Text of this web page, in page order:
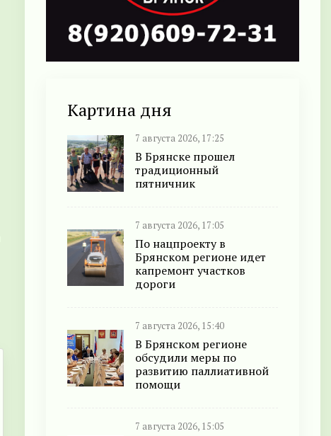
Картина дня
7 августа 2026, 17:25
В Брянске прошел
традиционный
пятничник
7 августа 2026, 17:05
По нацпроекту в
Брянском регионе идет
капремонт участков
дороги
7 августа 2026, 15:40
В Брянском регионе
обсудили меры по
развитию паллиативной
помощи
7 августа 2026, 15:05